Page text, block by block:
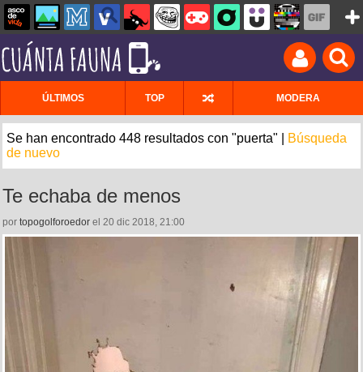
ÚLTIMOS TOP MODERA
Se han encontrado 448 resultados con "puerta" |
Búsqueda
de nuevo
Te echaba de menos
por topogolforoedor el 20 dic 2018, 21:00